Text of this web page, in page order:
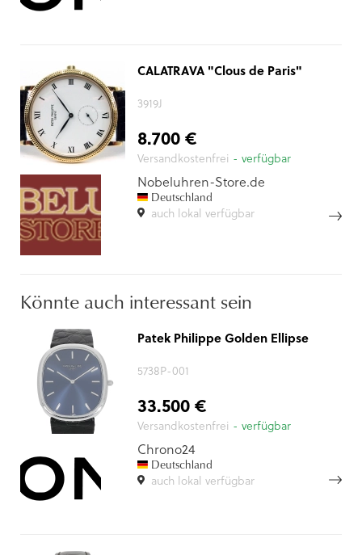
CALATRAVA "Clous de Paris"
3919J
8.700 €
Versandkostenfrei - verfügbar
Nobeluhren-Store.de
Deutschland
auch lokal verfügbar
Könnte auch interessant sein
Patek Philippe Golden Ellipse
5738P-001
33.500 €
Versandkostenfrei - verfügbar
Chrono24
Deutschland
auch lokal verfügbar